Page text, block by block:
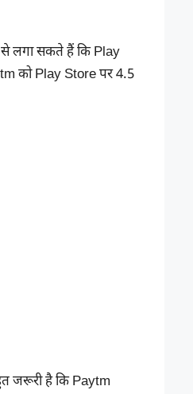
से लगा सकते हैं कि Play
को Play Store पर 4.5
जरूरी है कि Paytm